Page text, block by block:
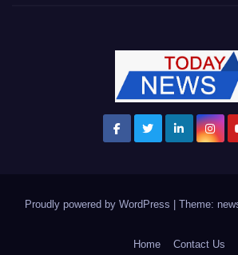
Proudly powered by WordPress Theme:
Home Contact Us